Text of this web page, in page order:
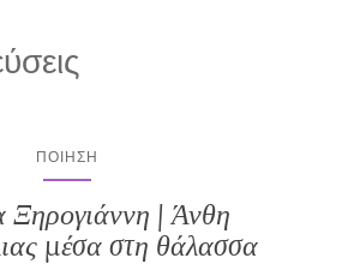
ΠΟΊΗΣΗ
Ξηρογιάννη | Άνθη
μέσα στη θάλασσα